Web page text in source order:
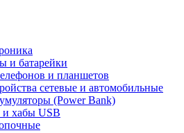
и батарейки
и планшетов
сетевые и автомобильные
(Power Bank)
и хабы USB